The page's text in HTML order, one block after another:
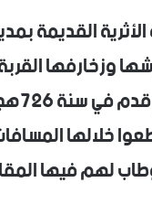
القديمة
وزخارفها
بن
خلالها
لهم فيها